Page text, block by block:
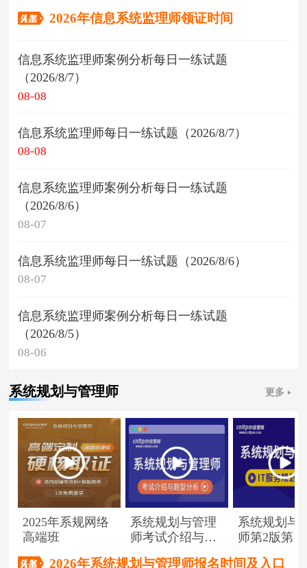
2026年信息系统监理师领证时间
信息系统监理师案例分析每日一练试题
（2026/8/7）
08-08
信息系统监理师每日一练试题（2026/8/7）
08-08
信息系统监理师案例分析每日一练试题
（2026/8/6）
08-07
信息系统监理师每日一练试题（2026/8/6）
08-07
信息系统监理师案例分析每日一练试题
（2026/8/5）
08-06
系统规划与管理师 更多
2025年系规网络
高端班
系统规划与管理
师考试介绍与题
系统规划与
师第2版第1
2026年系统规划与管理师报名时间及入口